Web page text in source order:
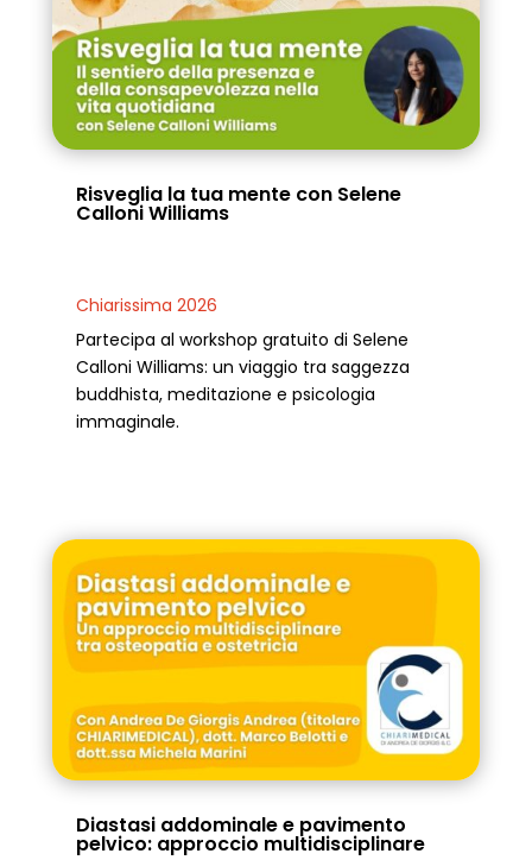
Risveglia la tua mente con Selene
Calloni Williams
Chiarissima 2026
Partecipa al workshop gratuito di Selene
Calloni Williams: un viaggio tra saggezza
buddhista, meditazione e psicologia
immaginale.
Diastasi addominale e pavimento
pelvico: approccio multidisciplinare